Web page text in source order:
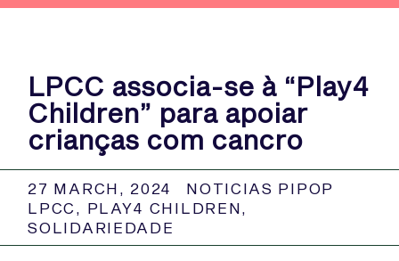
LPCC associa-se à “Play4
Children” para apoiar
crianças com cancro
27 MARCH, 2024
NOTICIAS PIPOP
LPCC, PLAY4 CHILDREN,
SOLIDARIEDADE